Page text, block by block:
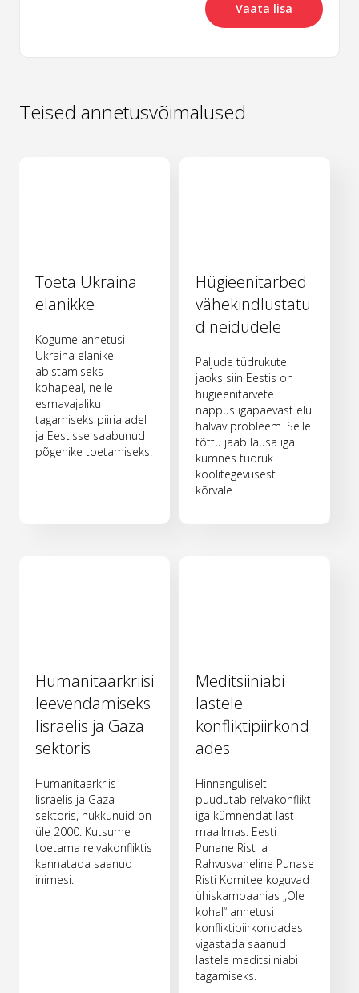
Vaata lisa
Teised annetusvõimalused
Toeta Ukraina
elanikke
Kogume annetusi
Ukraina elanike
abistamiseks
kohapeal, neile
esmavajaliku
tagamiseks piirialadel
ja Eestisse saabunud
põgenike toetamiseks.
Hügieenitarbed
vähekindlustatu
d neidudele
Paljude tüdrukute
jaoks siin Eestis on
hügieenitarvete
nappus igapäevast elu
halvav probleem. Selle
tõttu jääb lausa iga
kümnes tüdruk
koolitegevusest
kõrvale.
Humanitaarkriisi
leevendamiseks
Iisraelis ja Gaza
sektoris
Humanitaarkriis
Iisraelis ja Gaza
sektoris, hukkunuid on
üle 2000. Kutsume
toetama relvakonfliktis
kannatada saanud
inimesi.
Meditsiiniabi
lastele
konfliktipiirkond
ades
Hinnanguliselt
puudutab relvakonflikt
iga kümnendat last
maailmas. Eesti
Punane Rist ja
Rahvusvaheline Punase
Risti Komitee koguvad
ühiskampaanias „Ole
kohal“ annetusi
konfliktipiirkondades
vigastada saanud
lastele meditsiiniabi
tagamiseks.